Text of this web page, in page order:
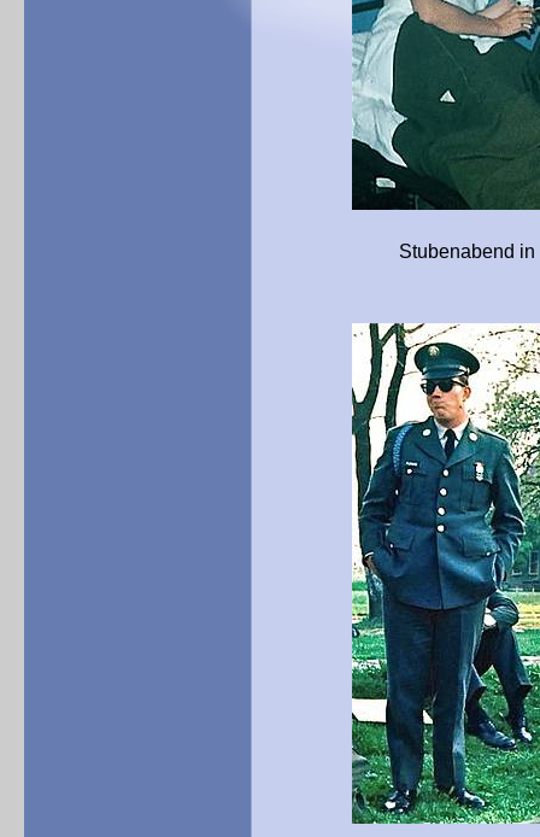
Stubenabend in der